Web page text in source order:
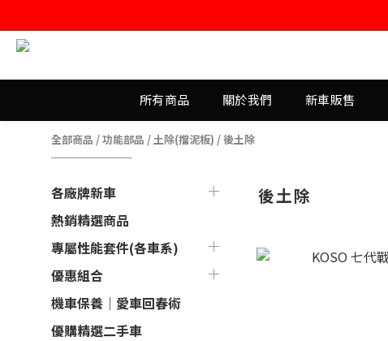
所有商品 關於我們 新車販售
全部商品 /功能部品 /土除(擋泥板) /後土除
各廠牌新車
熱銷精選商品
專屬性能套件(各車系)
優惠組合
機車保養｜愛車回春術
優購精選二手車
後土除